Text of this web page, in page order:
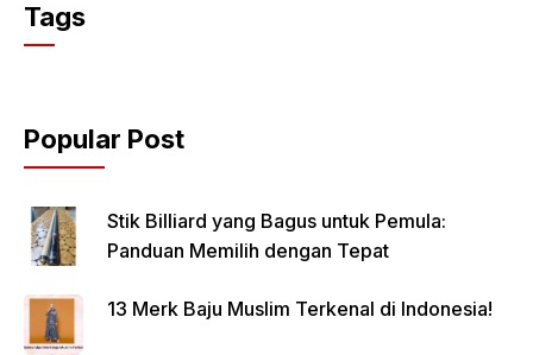
Tags
Popular Post
Stik Billiard yang Bagus untuk Pemula:
Panduan Memilih dengan Tepat
13 Merk Baju Muslim Terkenal di Indonesia!